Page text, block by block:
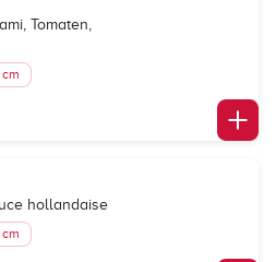
Tomaten,
hollandaise